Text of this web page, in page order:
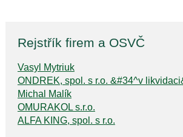
Rejstřík firem a OSVČ
Vasyl Mytriuk
ONDREK, spol. s r.o. &#34^v
Michal Malík
OMURAKOL s.r.o.
ALFA KING, spol. s r.o.